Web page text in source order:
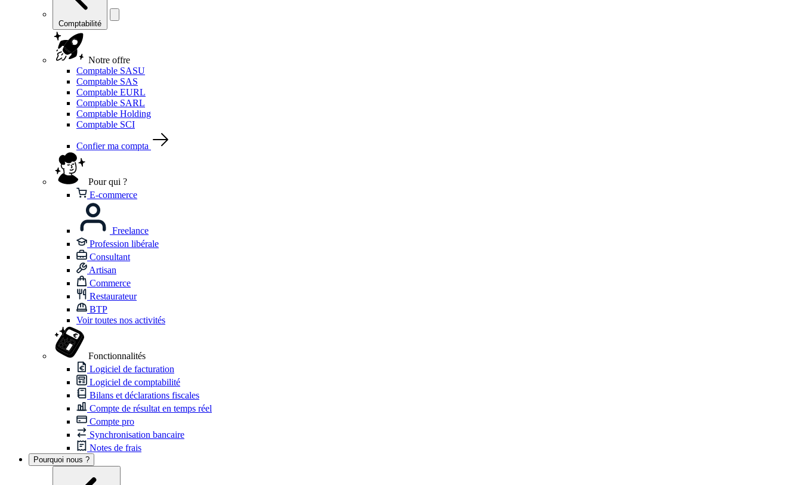
Comptabilité
Notre offre
Comptable SASU
Comptable SAS
Comptable EURL
Comptable SARL
Comptable Holding
Comptable SCI
Confier ma compta
Pour qui ?
E-commerce
Freelance
Profession libérale
Consultant
Artisan
Commerce
Restaurateur
BTP
Voir toutes nos activités
Fonctionnalités
Logiciel de facturation
Logiciel de comptabilité
Bilans et déclarations fiscales
Compte de résultat en temps réel
Compte pro
Synchronisation bancaire
Notes de frais
Pourquoi nous ?